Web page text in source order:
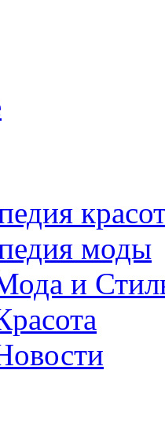
моды
и